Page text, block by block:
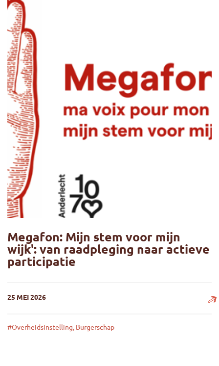
Megafon: Mijn stem voor mijn
wijk': van raadpleging naar actieve
participatie
25 MEI 2026
#Overheidsinstelling, Burgerschap